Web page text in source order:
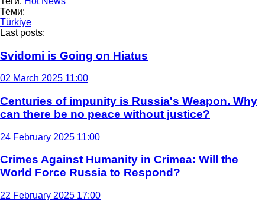
Теми:
Türkiye
Last posts:
Svidomi is Going on Hiatus
02 March 2025 11:00
Centuries of impunity is Russia's Weapon. Why
can there be no peace without justice?
24 February 2025 11:00
Crimes Against Humanity in Crimea: Will the
World Force Russia to Respond?
22 February 2025 17:00